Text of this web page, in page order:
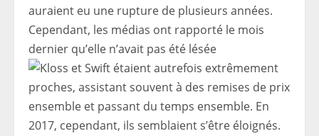
auraient eu une rupture de plusieurs années.
Cependant, les médias ont rapporté le mois
dernier qu’elle n’avait pas été lésée